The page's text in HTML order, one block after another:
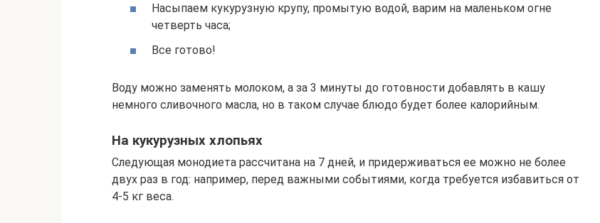
Насыпаем кукурузную крупу, промытую водой, варим на маленьком огне
четверть часа;
Все готово!
Воду можно заменять молоком, а за 3 минуты до готовности добавлять в кашу
немного сливочного масла, но в таком случае блюдо будет более калорийным.
На кукурузных хлопьях
Следующая монодиета рассчитана на 7 дней, и придерживаться ее можно не более
двух раз в год: например, перед важными событиями, когда требуется избавиться от
4-5 кг веса.